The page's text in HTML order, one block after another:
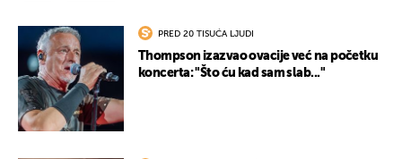
PRED 20 TISUĆA LJUDI
Thompson izazvao ovacije već na početku
koncerta: "Što ću kad sam slab..."